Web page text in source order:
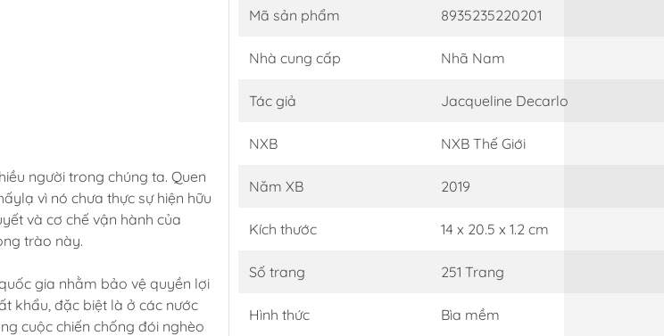
người trong chúng ta. Quen
vì nó chưa thực sự hiện hữu
và cơ chế vận hành của
trào này.
gia nhằm bảo vệ quyền lợi
khẩu, đặc biệt là ở các nước
cuộc chiến chống đói nghèo
Mã sản phẩm 8935235220201
Nhà cung cấp Nhã Nam
Tác giả Jacqueline Decarlo
NXB NXB Thế Giới
Năm XB 2019
Kích thước 14 x 20.5 x 1.2 cm
Số trang 251 Trang
Hình thức Bìa mềm